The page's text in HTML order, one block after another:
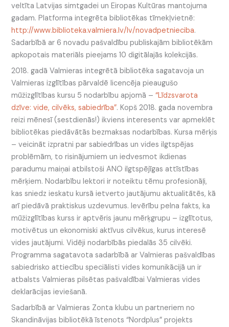
veltīta Latvijas simtgadei un Eiropas Kultūras mantojuma
gadam. Platforma integrēta bibliotēkas tīmekļvietnē:
http://www.biblioteka.valmiera.lv/lv/novadpetnieciba.
Sadarbībā ar 6 novadu pašvaldību publiskajām bibliotēkām
apkopotais materiāls pieejams 10 digitālajās kolekcijās.
2018. gadā Valmieras integrētā bibliotēka sagatavoja un
Valmieras izglītības pārvaldē licencēja pieaugušo
mūžizglītības kursu 5 nodarbību apjomā –“Līdzsvarota
dzīve: vide, cilvēks, sabiedrība”. Kopš 2018. gada novembra
reizi mēnesī (sestdienās!) ikviens interesents var apmeklēt
bibliotēkas piedāvātās bezmaksas nodarbības. Kursa mērķis
– veicināt izpratni par sabiedrības un vides ilgtspējas
problēmām, to risinājumiem un iedvesmot ikdienas
paradumu maiņai atbilstoši ANO ilgtspējīgas attīstības
mērķiem. Nodarbību lektori ir noteiktu tēmu profesionāļi,
kas sniedz ieskatu kursā ietverto jautājumu aktualitātēs, kā
arī piedāvā praktiskus uzdevumus. Ievērību pelna fakts, ka
mūžizglītības kurss ir aptvēris jaunu mērķgrupu – izglītotus,
motivētus un ekonomiski aktīvus cilvēkus, kurus interesē
vides jautājumi. Vidēji nodarbībās piedalās 35 cilvēki.
Programma sagatavota sadarbībā ar Valmieras pašvaldības
sabiedrisko attiecību speciālisti vides komunikācijā un ir
atbalsts Valmieras pilsētas pašvaldībai Valmieras vides
deklarācijas ieviešanā.
Sadarbībā ar Valmieras Zonta klubu un partneriem no
Skandināvijas bibliotēkā īstenots “Nordplus” projekts